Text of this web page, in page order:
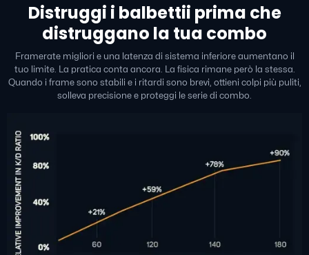
Distruggi i balbettii prima che
distruggano la tua combo
Framerate migliori e una latenza di sistema inferiore aumentano il
tuo limite. La pratica conta ancora. La fisica rimane però la stessa.
Quando i frame sono stabili e i ritardi sono brevi, ottieni colpi più puliti,
solleva precisione e proteggi le serie di combo.